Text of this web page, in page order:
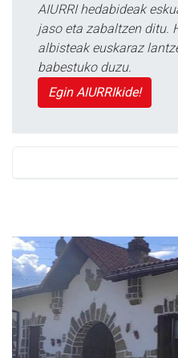
AIURRI hedabideak
jaso eta zabaltzen ditu.
albisteak euskaraz
babestuko duzu.
Egin AIURRIkide!